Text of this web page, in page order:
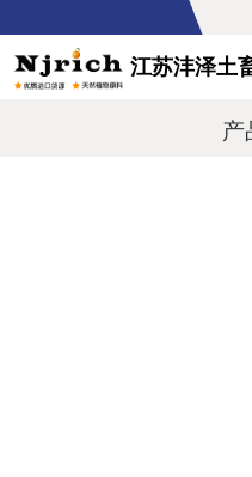
江苏沣泽土
产